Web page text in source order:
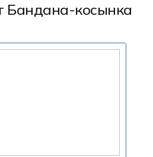
Бандана-косынка